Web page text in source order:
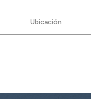
Ubicación